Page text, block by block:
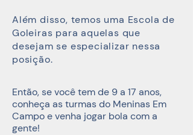
Além disso, temos uma Escola de
Goleiras para aquelas que
desejam se especializar nessa
posição.
Então, se você tem de 9 a 17 anos,
conheça as turmas do Meninas Em
Campo e venha jogar bola com a
gente!